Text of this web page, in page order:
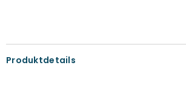
Produktdetails